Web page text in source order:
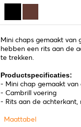
Mini chaps gemaakt van
hebben een rits aan de
te trekken.
Productspecificaties:
- Mini chap gemaakt van
- Cambrill voering
- Rits aan de
Maattabel